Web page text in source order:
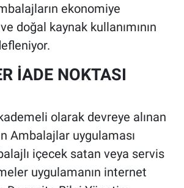
ekonomiye
doğal kaynak kullanımının
İADE NOKTASI
olarak devreye alınan
Ambalajlar uygulaması
içecek satan veya servis
uygulamanın internet